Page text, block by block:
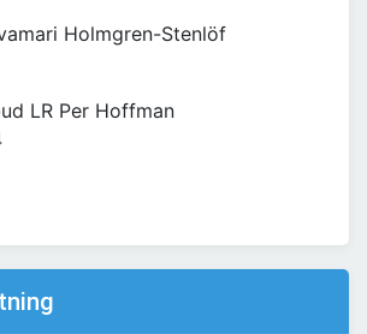
Holmgren-Stenlöf
LR Per Hoffman